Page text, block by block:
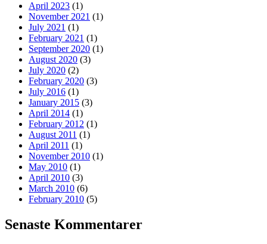
April 2023 (1)
November 2021 (1)
July 2021 (1)
February 2021 (1)
September 2020 (1)
August 2020 (3)
July 2020 (2)
February 2020 (3)
July 2016 (1)
January 2015 (3)
April 2014 (1)
February 2012 (1)
August 2011 (1)
April 2011 (1)
November 2010 (1)
May 2010 (1)
April 2010 (3)
March 2010 (6)
February 2010 (5)
Senaste Kommentarer